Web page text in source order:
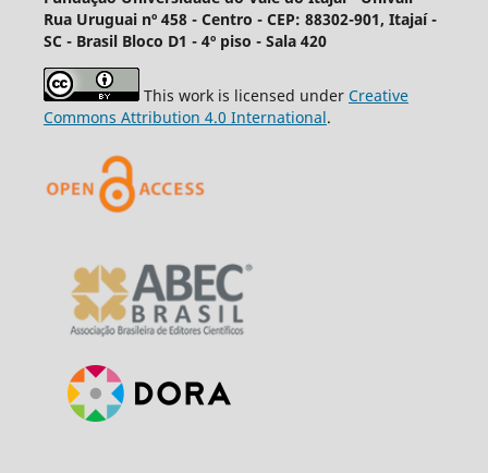
Rua Uruguai nº 458 - Centro - CEP: 88302-901, Itajaí­ -
SC - Brasil Bloco D1 - 4º piso - Sala 420
This work is licensed under Creative
Commons Attribution 4.0 International.